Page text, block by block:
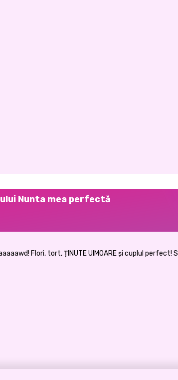
Nunta mea perfectă
Flori, tort, ȚINUTE UIMOARE și cuplul perfect!